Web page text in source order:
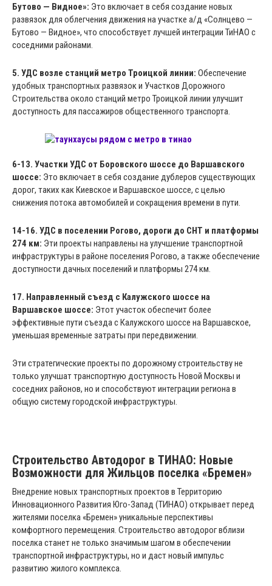
Бутово — Видное»: Это включает в себя создание новых
развязок для облегчения движения на участке а/д «Солнцево —
Бутово — Видное», что способствует лучшей интеграции ТиНАО с
соседними районами.
5. УДС возле станций метро Троицкой линии: Обеспечение
удобных транспортных развязок и Участков Дорожного
Строительства около станций метро Троицкой линии улучшит
доступность для пассажиров общественного транспорта.
6-13. Участки УДС от Боровского шоссе до Варшавского
шоссе: Это включает в себя создание дублеров существующих
дорог, таких как Киевское и Варшавское шоссе, с целью
снижения потока автомобилей и сокращения времени в пути.
14-16. УДС в поселении Рогово, дороги до СНТ и платформы
274 км: Эти проекты направлены на улучшение транспортной
инфраструктуры в районе поселения Рогово, а также обеспечение
доступности дачных поселений и платформы 274 км.
17. Направленный съезд с Калужского шоссе на
Варшавское шоссе: Этот участок обеспечит более
эффективные пути съезда с Калужского шоссе на Варшавское,
уменьшая временные затраты при передвижении.
Эти стратегические проекты по дорожному строительству не
только улучшат транспортную доступность Новой Москвы и
соседних районов, но и способствуют интеграции региона в
общую систему городской инфраструктуры.
Строительство Автодорог в ТИНАО: Новые
Возможности для Жильцов поселка «Бремен»
Внедрение новых транспортных проектов в Территорию
Инновационного Развития Юго-Запад (ТИНАО) открывает перед
жителями поселка «Бремен» уникальные перспективы
комфортного перемещения. Строительство автодорог вблизи
поселка станет не только значимым шагом в обеспечении
транспортной инфраструктуры, но и даст новый импульс
развитию жилого комплекса.